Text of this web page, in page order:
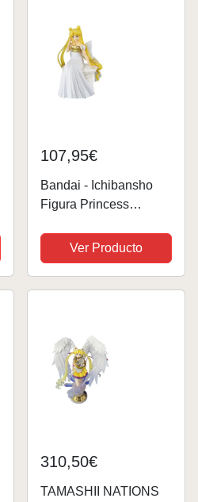
107,95€
Bandai - Ichibansho
Figura Princess
13cm Multicolor
BP60173
Ver Producto
310,50€
TAMASHII NATIONS